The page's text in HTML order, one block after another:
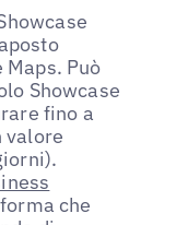
Può
Showcase
fino a
valore
che